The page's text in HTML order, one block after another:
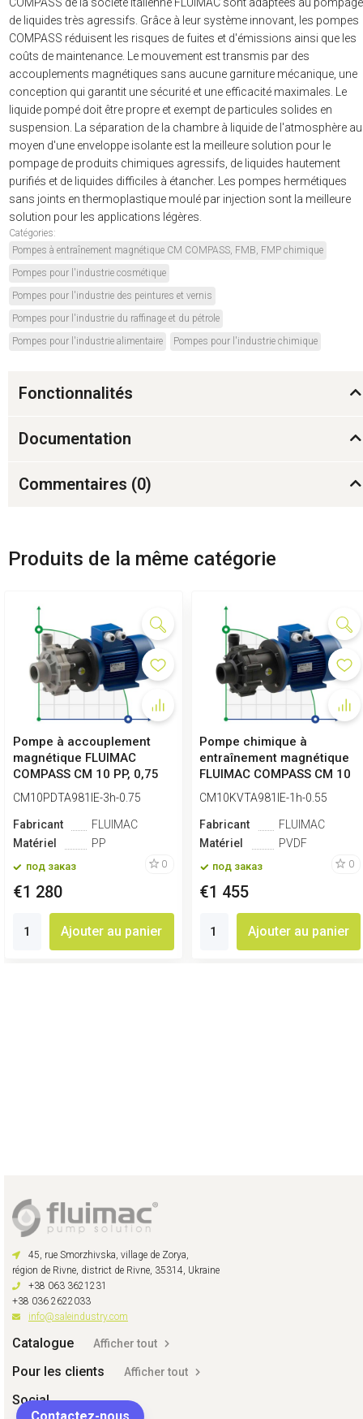
COMPASS de la société italienne FLUIMAC sont adaptées au pompage
de liquides très agressifs. Grâce à leur système innovant, les pompes
COMPASS réduisent les risques de fuites et d'émissions ainsi que les
coûts de maintenance. Le mouvement est transmis par des
accouplements magnétiques sans aucune garniture mécanique, une
conception qui garantit une sécurité et une efficacité maximales. Le
liquide pompé doit être propre et exempt de particules solides en
suspension. La séparation de la chambre à liquide de l'atmosphère au
moyen d'une enveloppe isolante est la meilleure solution pour le
pompage de produits chimiques agressifs, de liquides hautement
purifiés et de liquides difficiles à étancher. Les pompes hermétiques
sans joints en thermoplastique moulé par injection sont la meilleure
solution pour les applications légères.
Catégories:
Pompes à entraînement magnétique CM COMPASS, FMB, FMP chimique
Pompes pour l'industrie cosmétique
Pompes pour l'industrie des peintures et vernis
Pompes pour l'industrie du raffinage et du pétrole
Pompes pour l'industrie alimentaire
Pompes pour l'industrie chimique
Fonctionnalités
Documentation
Commentaires (0)
Produits de la même catégorie
Pompe à accouplement
magnétique FLUIMAC
COMPASS CM 10 PP, 0,75
kW, 380V
CM10PDTA981IE-3h-0.75
Fabricant
FLUIMAC
Matériel
PP
под заказ 0
€1 280
Ajouter au panier
Pompe chimique à
entraînement magnétique
FLUIMAC COMPASS CM 10
PVDF, 0,55 kW,...
CM10KVTA981IE-1h-0.55
Fabricant
FLUIMAC
Matériel
PVDF
под заказ 0
€1 455
Ajouter au panier
45, rue Smorzhivska, village de Zorya,
région de Rivne, district de Rivne, 35314, Ukraine
+38 063 3621231
+38 036 2622033
info@saleindustry.com
Catalogue Afficher tout
Pour les clients Afficher tout
Social